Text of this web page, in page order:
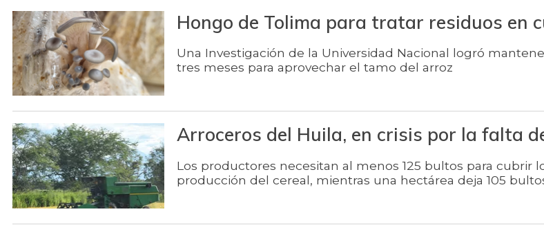
Hongo de Tolima para tratar residuos en
Una Investigación de la Universidad Nacional logró
tres meses para aprovechar el tamo del arroz
Arroceros del Huila, en crisis por la falta
Los productores necesitan al menos 125 bultos para cubrir
producción del cereal, mientras una hectárea deja 105